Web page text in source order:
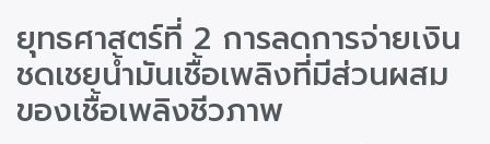
ยุทธศาสตร์ที่ 2 การลดการจ่ายเงิน
ชดเชยน้ำมันเชื้อเพลิงที่มีส่วนผสม
ของเชื้อเพลิงชีวภาพ